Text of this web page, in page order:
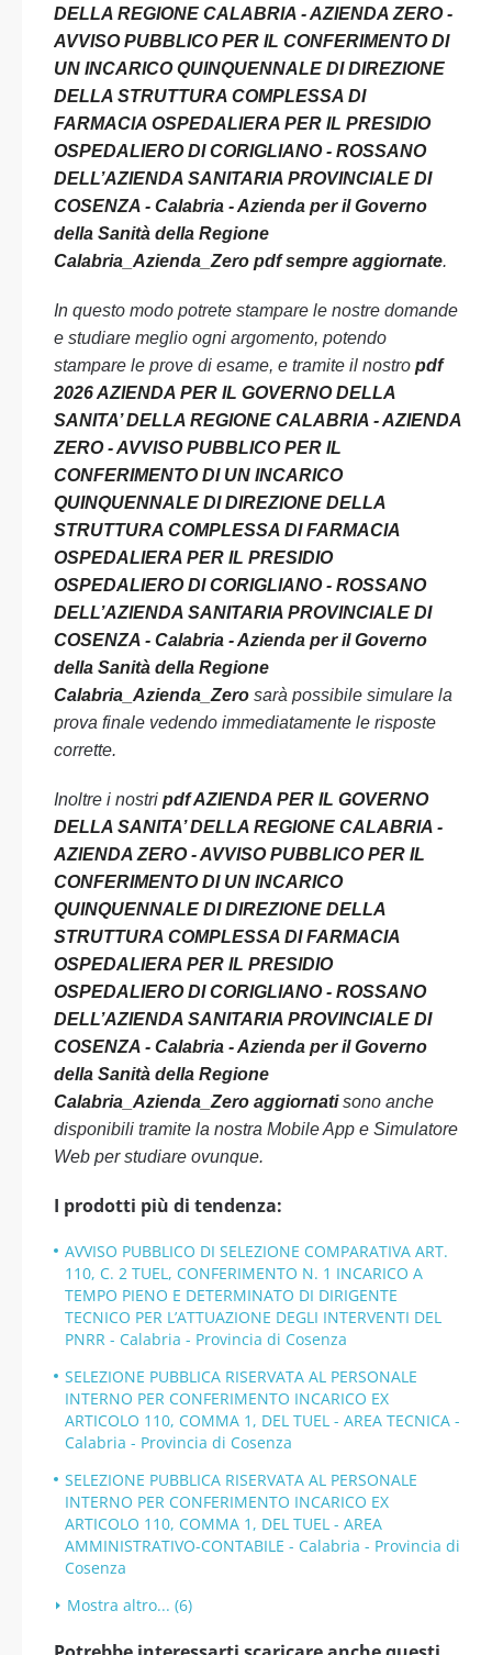
DELLA REGIONE CALABRIA - AZIENDA ZERO -
AVVISO PUBBLICO PER IL CONFERIMENTO DI
UN INCARICO QUINQUENNALE DI DIREZIONE
DELLA STRUTTURA COMPLESSA DI
FARMACIA OSPEDALIERA PER IL PRESIDIO
OSPEDALIERO DI CORIGLIANO - ROSSANO
DELL’AZIENDA SANITARIA PROVINCIALE DI
COSENZA - Calabria - Azienda per il Governo
della Sanità della Regione
Calabria_Azienda_Zero pdf sempre aggiornate.
In questo modo potrete stampare le nostre domande
e studiare meglio ogni argomento, potendo
stampare le prove di esame, e tramite il nostro pdf
2026 AZIENDA PER IL GOVERNO DELLA
SANITA’ DELLA REGIONE CALABRIA - AZIENDA
ZERO - AVVISO PUBBLICO PER IL
CONFERIMENTO DI UN INCARICO
QUINQUENNALE DI DIREZIONE DELLA
STRUTTURA COMPLESSA DI FARMACIA
OSPEDALIERA PER IL PRESIDIO
OSPEDALIERO DI CORIGLIANO - ROSSANO
DELL’AZIENDA SANITARIA PROVINCIALE DI
COSENZA - Calabria - Azienda per il Governo
della Sanità della Regione
Calabria_Azienda_Zero sarà possibile simulare la
prova finale vedendo immediatamente le risposte
corrette.
Inoltre i nostri pdf AZIENDA PER IL GOVERNO
DELLA SANITA’ DELLA REGIONE CALABRIA -
AZIENDA ZERO - AVVISO PUBBLICO PER IL
CONFERIMENTO DI UN INCARICO
QUINQUENNALE DI DIREZIONE DELLA
STRUTTURA COMPLESSA DI FARMACIA
OSPEDALIERA PER IL PRESIDIO
OSPEDALIERO DI CORIGLIANO - ROSSANO
DELL’AZIENDA SANITARIA PROVINCIALE DI
COSENZA - Calabria - Azienda per il Governo
della Sanità della Regione
Calabria_Azienda_Zero aggiornatisono anche
disponibili tramite la nostra Mobile App e Simulatore
Web per studiare ovunque.
I prodotti più di tendenza:
AVVISO PUBBLICO DI SELEZIONE COMPARATIVA ART.
110, C. 2 TUEL, CONFERIMENTO N. 1 INCARICO A
TEMPO PIENO E DETERMINATO DI DIRIGENTE
TECNICO PER L’ATTUAZIONE DEGLI INTERVENTI DEL
PNRR - Calabria - Provincia di Cosenza
SELEZIONE PUBBLICA RISERVATA AL PERSONALE
INTERNO PER CONFERIMENTO INCARICO EX
ARTICOLO 110, COMMA 1, DEL TUEL - AREA TECNICA -
Calabria - Provincia di Cosenza
SELEZIONE PUBBLICA RISERVATA AL PERSONALE
INTERNO PER CONFERIMENTO INCARICO EX
ARTICOLO 110, COMMA 1, DEL TUEL - AREA
AMMINISTRATIVO-CONTABILE - Calabria - Provincia di
Cosenza
Mostra altro... (6)